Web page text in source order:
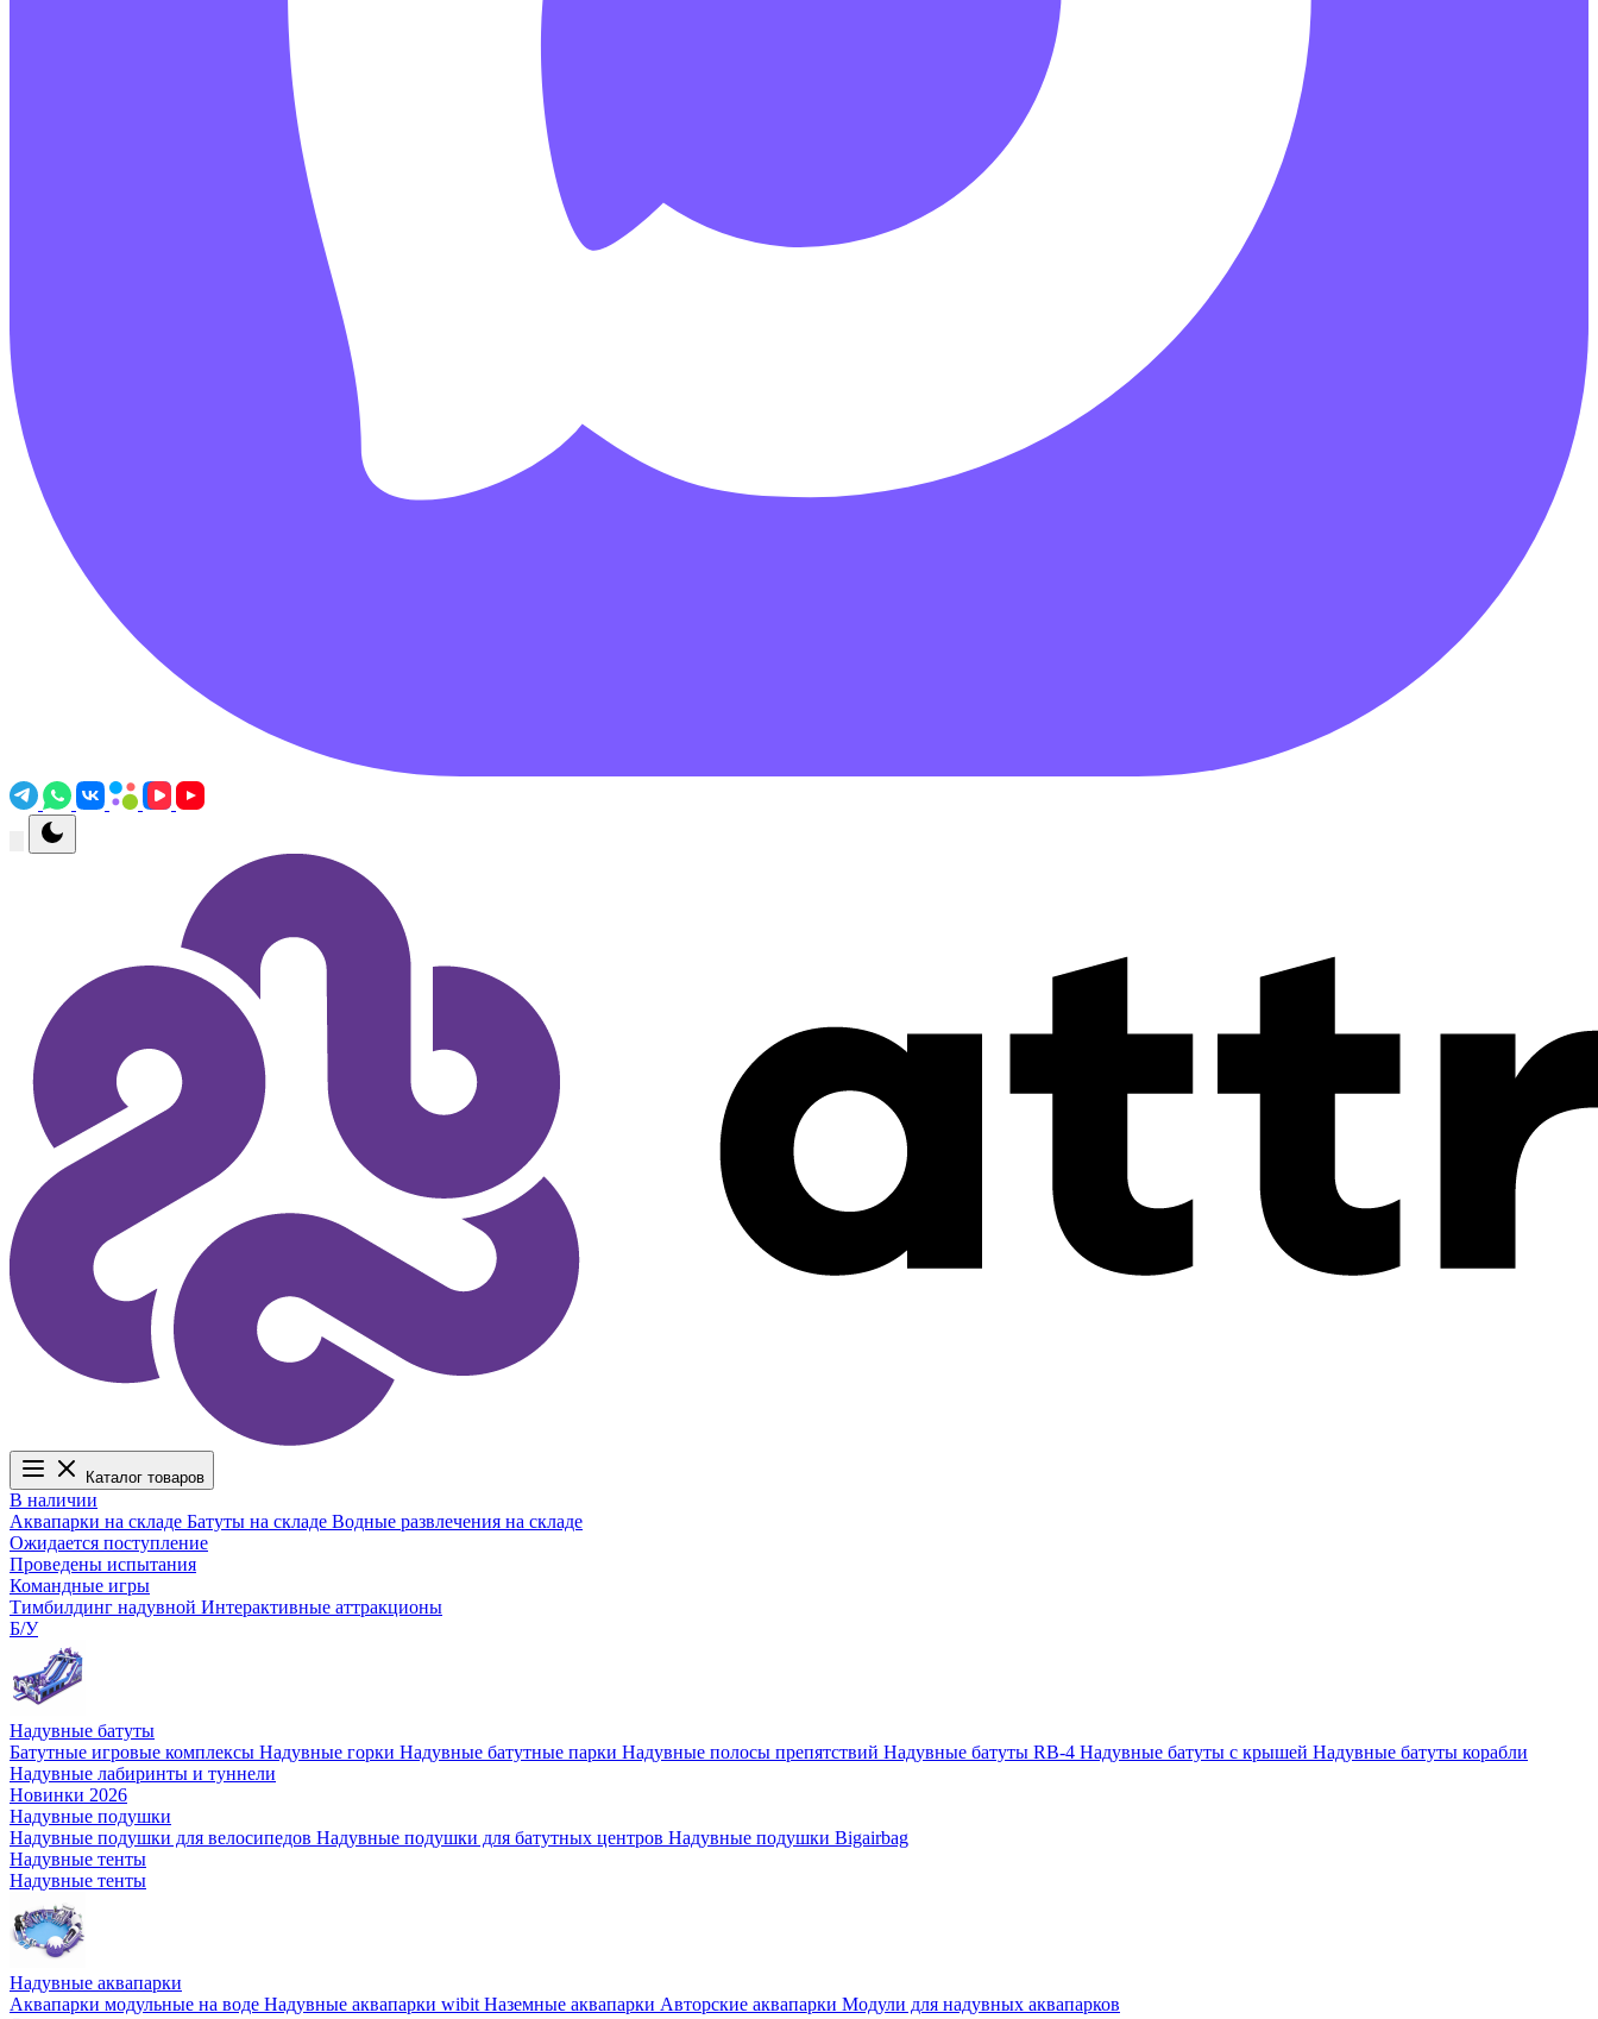
Каталог товаров
В наличии
Аквапарки на складе Батуты на складе Водные развлечения на складе
Ожидается поступление
Проведены испытания
Командные игры
Тимбилдинг надувной Интерактивные аттракционы
Б/У
Надувные батуты
Батутные игровые комплексы Надувные горки Надувные батутные парки Надувные полосы препятствий Надувные батуты RB-4 Надувные батуты с крышей Надувные батуты корабли
Надувные лабиринты и туннели
Новинки 2026
Надувные подушки
Надувные подушки для велосипедов Надувные подушки для батутных центров Надувные подушки Bigairbag
Надувные тенты
Надувные тенты
Надувные аквапарки
Аквапарки модульные на воде Надувные аквапарки wibit Наземные аквапарки Авторские аквапарки Модули для надувных аквапарков